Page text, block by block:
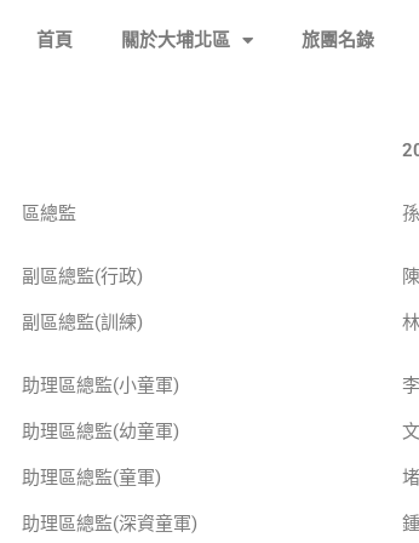
首頁 關於大埔北區 旅團名錄
區總監
副區總監(行政)
副區總監(訓練)
助理區總監(小童軍)
助理區總監(幼童軍)
助理區總監(童軍)
助理區總監(深資童軍)